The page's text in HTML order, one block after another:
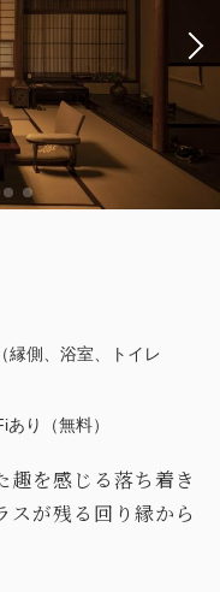
側、浴室、トイレ
あり（無料）
趣を感じる落ち着き
スが残る回り縁から